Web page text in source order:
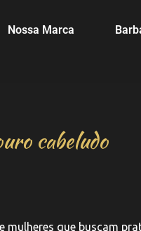
Nossa Marca
cabeludo
que buscam